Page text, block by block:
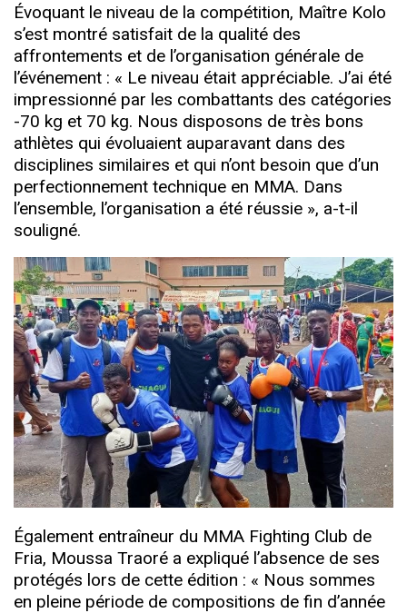
Évoquant le niveau de la compétition, Maître Kolo
s’est montré satisfait de la qualité des
affrontements et de l’organisation générale de
l’événement : « Le niveau était appréciable. J’ai été
impressionné par les combattants des catégories
-70 kg et 70 kg. Nous disposons de très bons
athlètes qui évoluaient auparavant dans des
disciplines similaires et qui n’ont besoin que d’un
perfectionnement technique en MMA. Dans
l’ensemble, l’organisation a été réussie », a-t-il
souligné.
Également entraîneur du MMA Fighting Club de
Fria, Moussa Traoré a expliqué l’absence de ses
protégés lors de cette édition : « Nous sommes
en pleine période de compositions de fin d’année